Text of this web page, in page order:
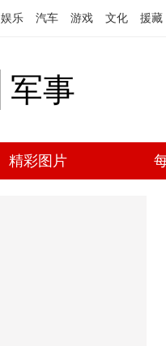
娱乐 汽车 游戏 文化 援藏
军事
精彩图片